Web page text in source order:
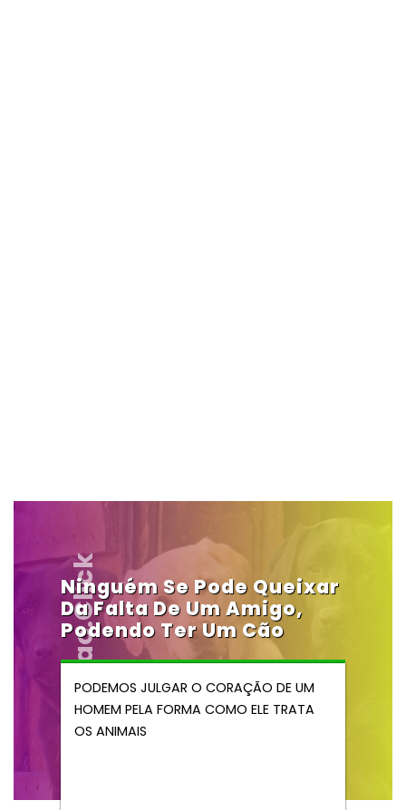
Vendocao.click
Ninguém Se Pode Queixar
Da Falta De Um Amigo,
Podendo Ter Um Cão
PODEMOS JULGAR O CORAÇÃO DE UM
HOMEM PELA FORMA COMO ELE TRATA
OS ANIMAIS